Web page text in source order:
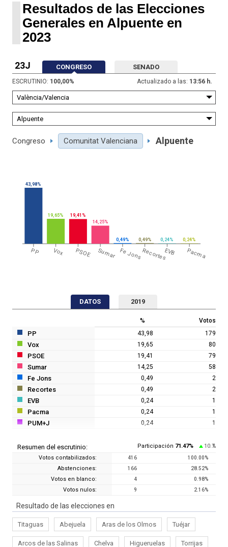
Resultados de las Elecciones
Generales en Alpuente en
2023
23J CONGRESO SENADO
ESCRUTINIO: 100,00% Actualizado a las: 13:56 h.
Congreso Comunitat Valenciana Alpuente
PP Vox PSOE Sumar Fe JonsRecortesEVB Pacma
43,98%
19,65% 19,41%
14,25%
0,49% 0,49% 0,24% 0,24%
DATOS 2019
% Votos
PP 43,98 179
Vox 19,65 80
PSOE 19,41 79
Sumar 14,25 58
Fe Jons 0,49 2
Recortes 0,49 2
EVB 0,24 1
Pacma 0,24 1
PUM+J 0,24 1
Resumen del escrutinio: Participación 71.47% 10.7%
Votos contabilizados: 416 100.00%
Abstenciones: 166 28.52%
Votos en blanco: 4 0.98%
Votos nulos: 9 2.16%
Resultado de las elecciones en
Titaguas Abejuela Aras de los Olmos Tuéjar
Arcos de las Salinas Chelva Higueruelas Torrijas